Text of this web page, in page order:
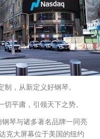
，从新定义好钢琴。
平庸，引领天下之势。
钢琴与诸多著名品牌一同亮
克大屏幕位于美国的纽约